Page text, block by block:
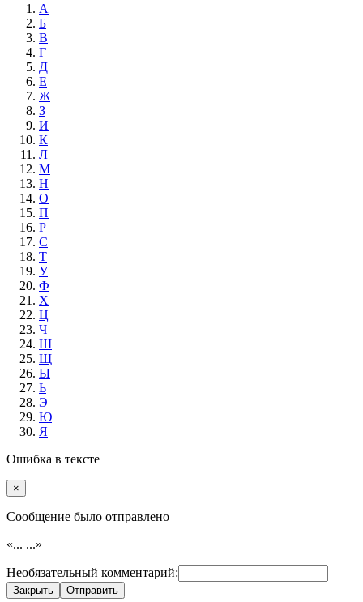
А
Б
В
Г
Д
Е
Ж
З
И
К
Л
М
Н
О
П
Р
С
Т
У
Ф
Х
Ц
Ч
Ш
Щ
Ы
Ь
Э
Ю
Я
Ошибка в тексте
×
Cообщение было отправлено
«... ...»
Необязательный комментарий:
Закрыть Отправить